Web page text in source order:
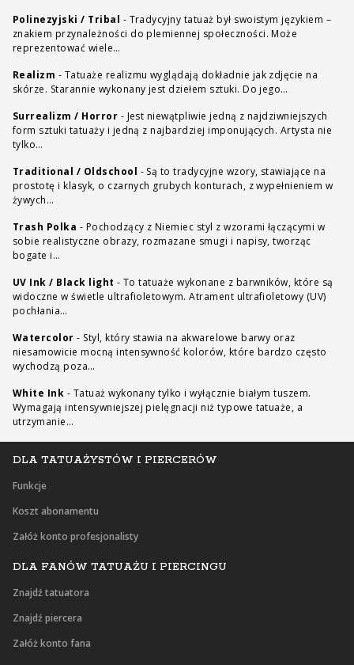
DLA TATUAŻYSTÓW I PIERCERÓW
Funkcje
Koszt abonamentu
Załóż konto profesjonalisty
DLA FANÓW TATUAŻU I PIERCINGU
Znajdź tatuatora
Znajdź piercera
Załóż konto fana
Polinezyjski / Tribal - Tradycyjny tatuaż był swoistym językiem –
znakiem przynależności do plemiennej społeczności. Może
reprezentować wiele…
Realizm - Tatuaże realizmu wyglądają dokładnie jak zdjęcie na
skórze. Starannie wykonany jest dziełem sztuki. Do jego…
Surrealizm / Horror - Jest niewątpliwie jedną z najdziwniejszych
form sztuki tatuaży i jedną z najbardziej imponujących. Artysta nie
tylko…
Traditional / Oldschool - Są to tradycyjne wzory, stawiające na
prostotę i klasyk, o czarnych grubych konturach, z wypełnieniem w
żywych…
Trash Polka - Pochodzący z Niemiec styl z wzorami łączącymi w
sobie realistyczne obrazy, rozmazane smugi i napisy, tworząc
bogate i…
UV Ink / Black light - To tatuaże wykonane z barwników, które są
widoczne w świetle ultrafioletowym. Atrament ultrafioletowy (UV)
pochłania…
Watercolor - Styl, który stawia na akwarelowe barwy oraz
niesamowicie mocną intensywność kolorów, które bardzo często
wychodzą poza…
White Ink - Tatuaż wykonany tylko i wyłącznie białym tuszem.
Wymagają intensywniejszej pielęgnacji niż typowe tatuaże, a
utrzymanie…